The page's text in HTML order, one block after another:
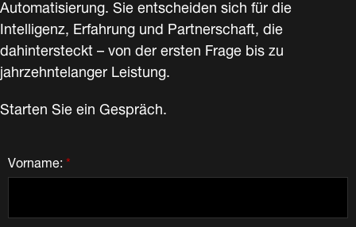
Intelligenz, Erfahrung und Partnerschaft, die
dahintersteckt – von der ersten Frage bis zu
jahrzehntelanger Leistung.
Starten Sie ein Gespräch.
*
Vorname: